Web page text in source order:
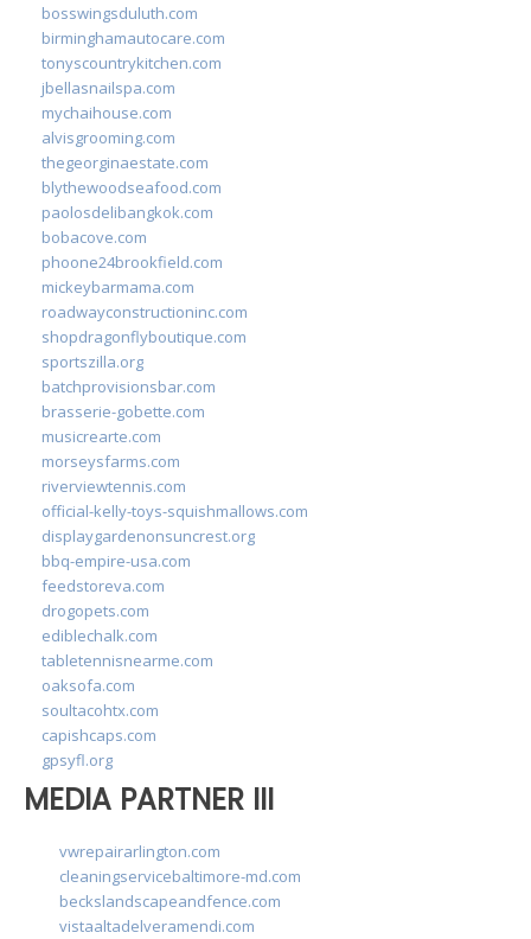
bosswingsduluth.com
birminghamautocare.com
tonyscountrykitchen.com
jbellasnailspa.com
mychaihouse.com
alvisgrooming.com
thegeorginaestate.com
blythewoodseafood.com
paolosdelibangkok.com
bobacove.com
phoone24brookfield.com
mickeybarmama.com
roadwayconstructioninc.com
shopdragonflyboutique.com
sportszilla.org
batchprovisionsbar.com
brasserie-gobette.com
musicrearte.com
morseysfarms.com
riverviewtennis.com
official-kelly-toys-squishmallows.com
displaygardenonsuncrest.org
bbq-empire-usa.com
feedstoreva.com
drogopets.com
ediblechalk.com
tabletennisnearme.com
oaksofa.com
soultacohtx.com
capishcaps.com
gpsyfl.org
MEDIA PARTNER III
vwrepairarlington.com
cleaningservicebaltimore-md.com
beckslandscapeandfence.com
vistaaltadelveramendi.com